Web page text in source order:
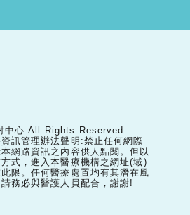
中心 All Rights Reserved.
訊管理辦法聲明:禁止任何網際
網路資訊之內容供人點閱。但以
式，進入本醫療機構之網址(域)
限。任何醫療處置均有其潛在風
務必與醫護人員配合，謝謝!